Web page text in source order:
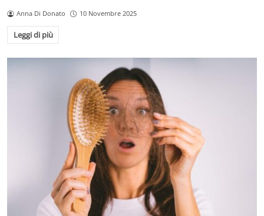
Anna Di Donato 10 Novembre 2025
Leggi di più